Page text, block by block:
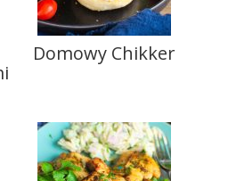
Domowy Chikker